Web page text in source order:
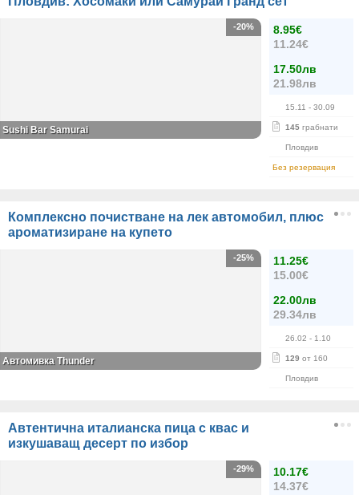
8.95€
11.24€
17.50лв
21.98лв
15.11 - 30.09
145 грабнати
Пловдив
Без резервация
-20%
Sushi Bar Samurai
Комплексно почистване на лек автомобил, плюс
ароматизиране на купето
11.25€
15.00€
22.00лв
29.34лв
26.02 - 1.10
129 от 160
Пловдив
-25%
Автомивка Thunder
Автентична италианска пица с квас и
изкушаващ десерт по избор
10.17€
14.37€
-29%